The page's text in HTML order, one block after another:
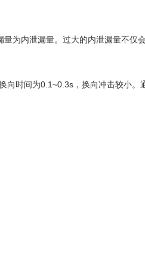
为内泄漏量。过大的内泄漏量不仅
时间为0.1~0.3s，换向冲击较小。